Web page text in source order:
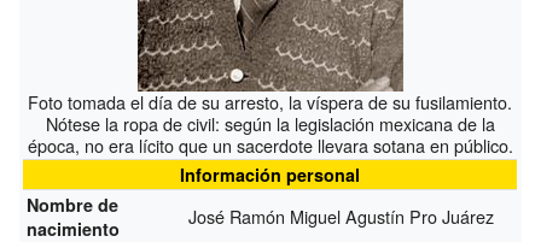
Foto tomada el día de su arresto, la víspera de su fusilamiento.
Nótese la ropa de civil: según la legislación mexicana de la
época, no era lícito que un sacerdote llevara sotana en público.
Información personal
Nombre de
nacimiento
José Ramón Miguel Agustín Pro Juárez